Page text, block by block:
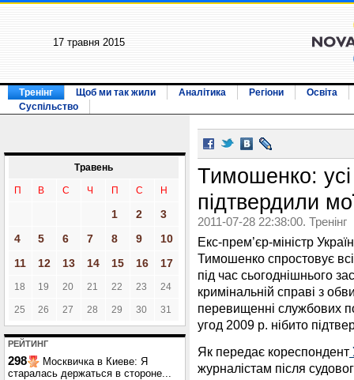
17 травня 2015
Тренінг Щоб ми так жили Аналітика Регіони
Освіта
Суспільство
Травень
П В С Ч П С Н
1 2
3
4
5 6 7 8 9
10
11
12 13 14 15 16 17
18 19 20 21 22 23 24
25 26 27 28 29 30 31
РЕЙТИНГ
298
Москвичка в Киеве: Я
старалась держаться в стороне...
Тимошенко: усі
підтвердили
2011-07-28 22:38:00. Тренінг
Екс-прем’єр-міністр
Тимошенко спростовує
під час сьогоднішнього
кримінальній справі з
перевищенні службових
угод 2009 р. нібито
Як передає кореспондент
журналістам після